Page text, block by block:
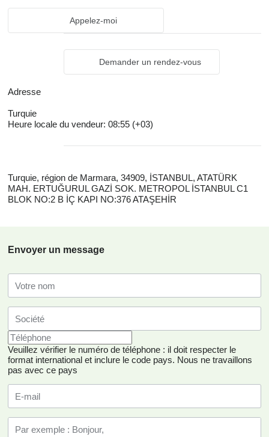
Appelez-moi
Demander un rendez-vous
Adresse
Turquie
Heure locale du vendeur: 08:55 (+03)
Turquie, région de Marmara, 34909, İSTANBUL, ATATÜRK
MAH. ERTUĞURUL GAZİ SOK. METROPOL İSTANBUL C1
BLOK NO:2 B İÇ KAPI NO:376 ATAŞEHİR
Envoyer un message
Veuillez vérifier le numéro de téléphone : il doit respecter le
format international et inclure le code pays. Nous ne travaillons
pas avec ce pays